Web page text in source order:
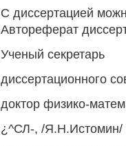
С диссертацией
Автореферат
Ученый секретарь
диссертационного
доктор физико-
¿^СЛ-, /Я.Н.Истомин/